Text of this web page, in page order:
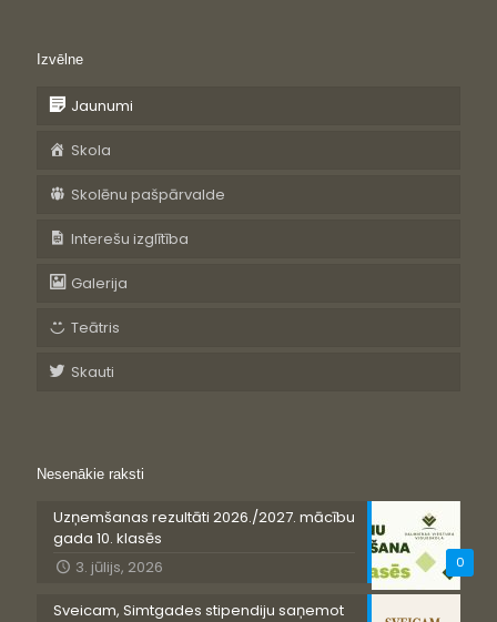
Izvēlne
Jaunumi
Skola
Skolēnu pašpārvalde
Interešu izglītība
Galerija
Teātris
Skauti
Nesenākie raksti
0
Uzņemšanas rezultāti 2026./2027. mācību
gada 10. klasēs
3. jūlijs, 2026
Sveicam, Simtgades stipendiju saņemot